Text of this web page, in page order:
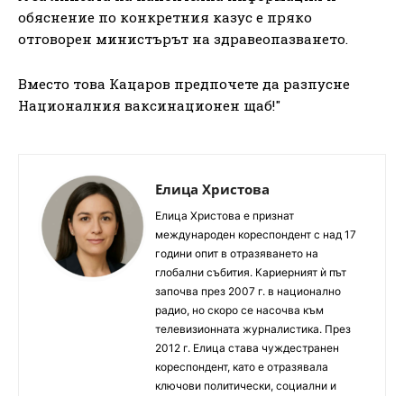
обяснение по конкретния казус е пряко
отговорен министърът на здравеопазването.
Вместо това Кацаров предпочете да разпусне
Националния ваксинационен щаб!"
Елица Христова
Елица Христова е признат
международен кореспондент с над 17
години опит в отразяването на
глобални събития. Кариерният ѝ път
започва през 2007 г. в национално
радио, но скоро се насочва към
телевизионната журналистика. През
2012 г. Елица става чуждестранен
кореспондент, като е отразявала
ключови политически, социални и